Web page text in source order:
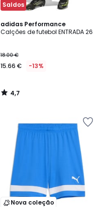
Saldos
adidas Performance
Calções de futebol ENTRADA 26
18.00 €
15.66 € -13%
4,7
/ 5
4,7
/
Nova coleção